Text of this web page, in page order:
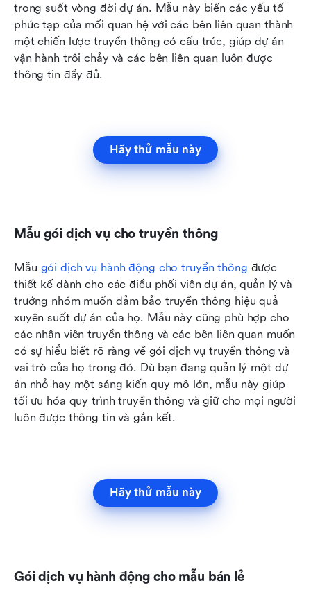
trong suốt vòng đời dự án. Mẫu này biến các yếu tố
phức tạp của mối quan hệ với các bên liên quan thành
một chiến lược truyền thông có cấu trúc, giúp dự án
vận hành trôi chảy và các bên liên quan luôn được
thông tin đầy đủ.
Hãy thử mẫu này
Mẫu gói dịch vụ cho truyền thông
Mẫu gói dịch vụ hành động cho truyền thông được
thiết kế dành cho các điều phối viên dự án, quản lý và
trưởng nhóm muốn đảm bảo truyền thông hiệu quả
xuyên suốt dự án của họ. Mẫu này cũng phù hợp cho
các nhân viên truyền thông và các bên liên quan muốn
có sự hiểu biết rõ ràng về gói dịch vụ truyền thông và
vai trò của họ trong đó. Dù bạn đang quản lý một dự
án nhỏ hay một sáng kiến quy mô lớn, mẫu này giúp
tối ưu hóa quy trình truyền thông và giữ cho mọi người
luôn được thông tin và gắn kết.
Hãy thử mẫu này
Gói dịch vụ hành động cho mẫu bán lẻ